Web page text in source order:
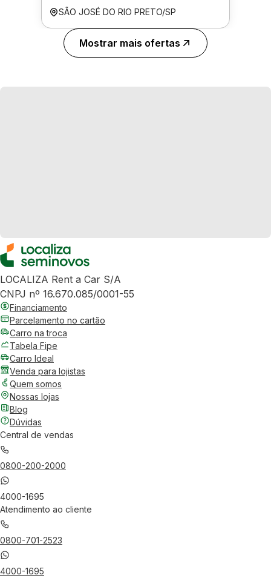
SÃO JOSÉ DO RIO PRETO/SP
Mostrar mais ofertas
LOCALIZA Rent a Car S/A
CNPJ nº 16.670.085/0001-55
Financiamento
Parcelamento no cartão
Carro na troca
Tabela Fipe
Carro Ideal
Venda para lojistas
Quem somos
Nossas lojas
Blog
Dúvidas
Central de vendas
0800-200-2000
4000-1695
Atendimento ao cliente
0800-701-2523
4000-1695